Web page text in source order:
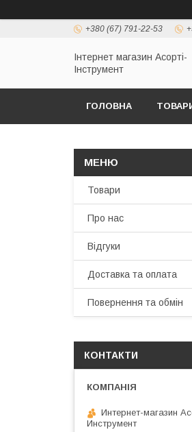
+380 (67) 791-22-53
Інтернет магазин Асорті-
Інструмент
ГОЛОВНА
Товари
Про нас
Відгуки
Доставка та оплата
Повернення та обмін
КОНТАКТИ
Интернет-магазин
Инструмент